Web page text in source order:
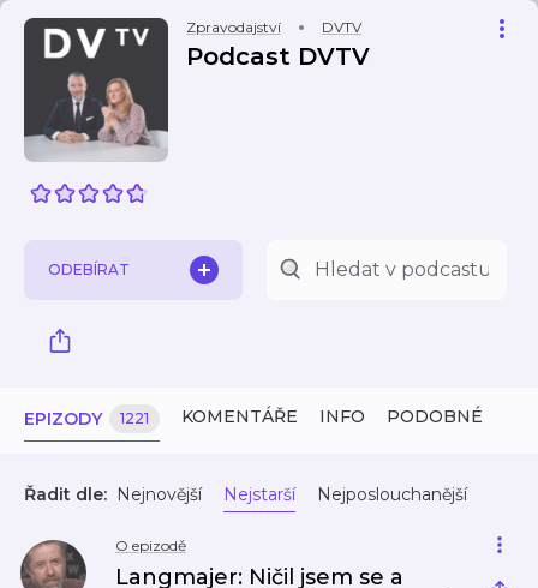
Zpravodajství DVTV
Podcast DVTV
ODEBÍRAT
EPIZODY 1221 KOMENTÁŘE INFO PODOBNÉ
Řadit dle: Nejnovější Nejstarší Nejposlouchanější
O epizodě
Langmajer: Ničil jsem se a